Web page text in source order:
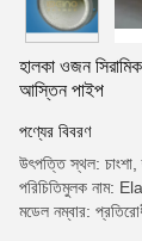
হালকা ওজন
আস্তিন পাইপ
পণ্যের বিবরণ
উৎপত্তি স্থল: চাংশা,
পরিচিতিমুলক নাম:
মডেল নম্বার: